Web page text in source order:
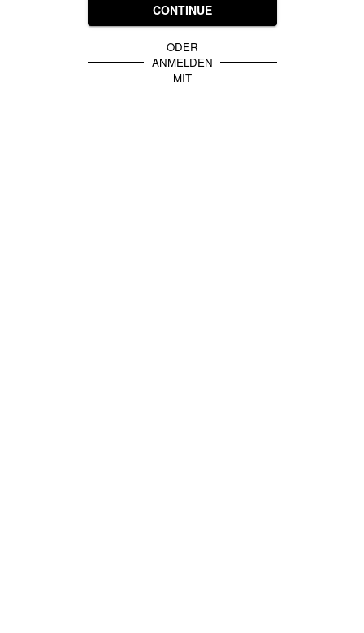
CONTINUE
ODER
ANMELDEN
MIT